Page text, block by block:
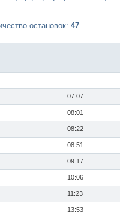
остановок: 47.
07:07
08:01
08:22
08:51
09:17
10:06
11:23
13:53